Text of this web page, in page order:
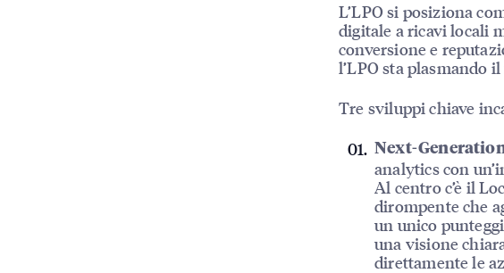
L’LPO si posiziona
digitale a ricavi locali
conversione e
l’LPO sta plasmando
Tre sviluppi chiave
Next-
analytics con
Al centro c’è il
dirompente che
un unico
una visione
direttamente le